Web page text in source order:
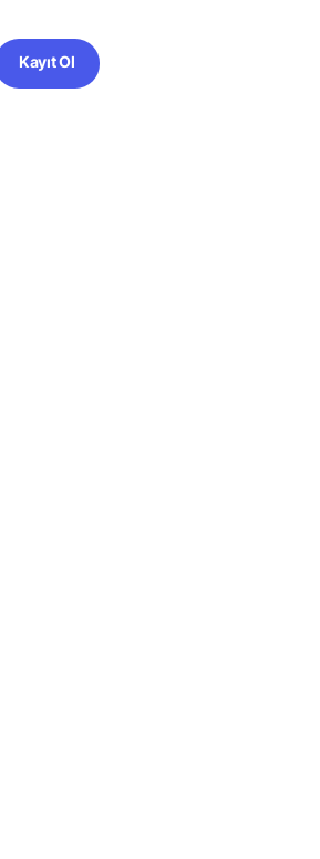
Kayıt Ol